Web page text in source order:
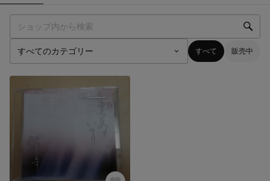
すべて 販売中